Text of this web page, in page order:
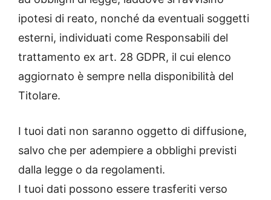
ipotesi di reato, nonché da eventuali soggetti
esterni, individuati come Responsabili del
trattamento ex art. 28 GDPR, il cui elenco
aggiornato è sempre nella disponibilità del
Titolare.
I tuoi dati non saranno oggetto di diffusione,
salvo che per adempiere a obblighi previsti
dalla legge o da regolamenti.
I tuoi dati possono essere trasferiti verso